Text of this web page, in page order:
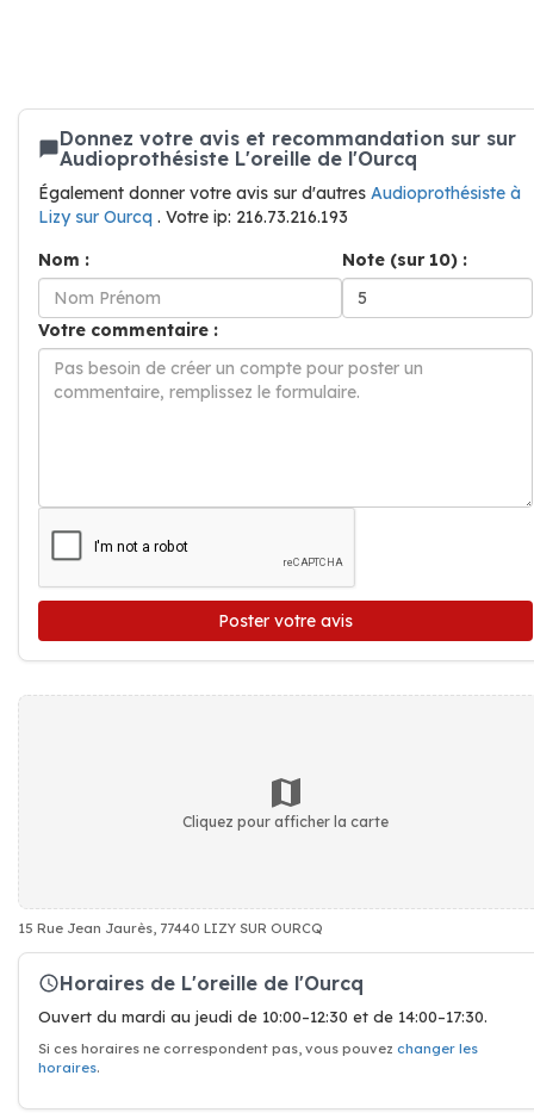
Donnez votre avis et recommandation sur sur
Audioprothésiste L'oreille de l'Ourcq
Également donner votre avis sur d'autres Audioprothésiste à
Lizy sur Ourcq . Votre ip: 216.73.216.193
Nom :
Note (sur 10) :
Votre commentaire :
Poster votre avis
Cliquez pour afficher la carte
15 Rue Jean Jaurès, 77440 LIZY SUR OURCQ
Horaires de L'oreille de l'Ourcq
Ouvert du mardi au jeudi de 10:00–12:30 et de 14:00–17:30.
Si ces horaires ne correspondent pas, vous pouvez changer les
horaires.